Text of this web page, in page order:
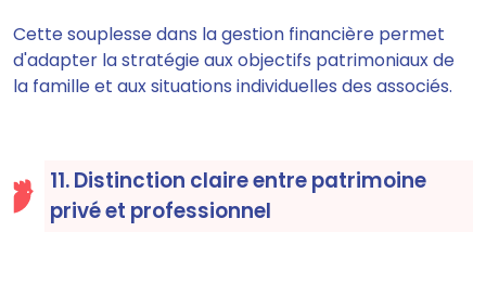
Cette souplesse dans la gestion financière permet
d'adapter la stratégie aux objectifs patrimoniaux de
la famille et aux situations individuelles des associés.
11. Distinction claire entre patrimoine
privé et professionnel